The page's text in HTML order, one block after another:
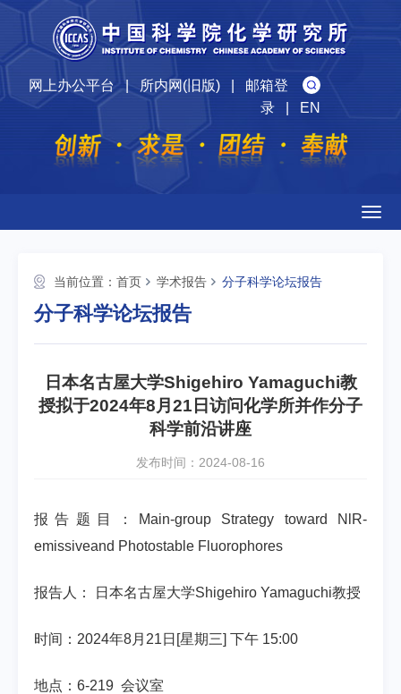
网上办公平台|所内网(旧版)| 邮箱登
录| EN
当前位置： 首页 学术报告 分子科学论坛报告
分子科学论坛报告
日本名古屋大学Shigehiro Yamaguchi教
授拟于2024年8月21日访问化学所并作分子
科学前沿讲座
发布时间：2024-08-16
报告题目：Main-group Strategy toward NlR-
emissiveand Photostable Fluorophores
报告人： 日本名古屋大学Shigehiro Yamaguchi教授
时间：2024年8月21日[星期三] 下午 15:00
地点：6-219 会议室